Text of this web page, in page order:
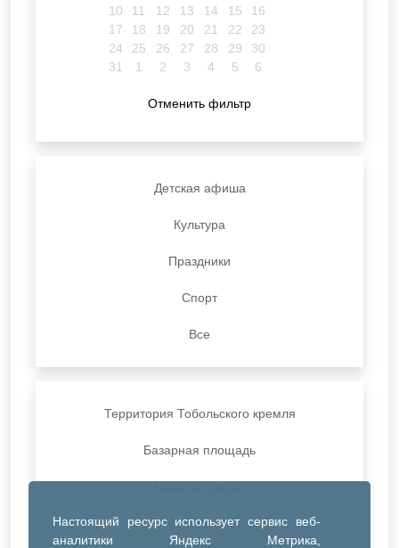
Настоящий ресурс использует сервис веб-
аналитики Яндекс Метрика,
10
11 12 13 14 15
16
17
18 19 20 21 22
23
24
25 26 27 28 29
30
31
1 2 3 4 5 6
Отменить фильтр
Детская афиша
Культура
Праздники
Спорт
Все
Территория Тобольского кремля
Базарная площадь
ДК Синтез